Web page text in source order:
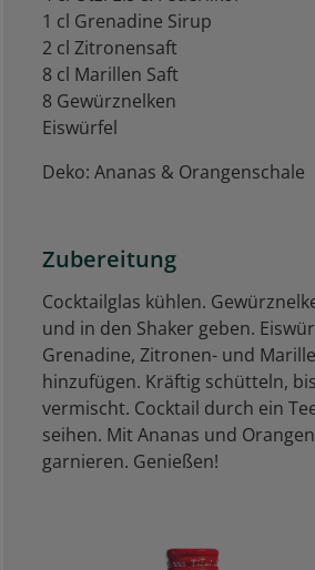
1 cl Grenadine Sirup
2 cl Zitronensaft
8 cl Marillen Saft
8 Gewürznelken
Eiswürfel
Deko: Ananas & Orangenschale
Zubereitung
Cocktailglas kühlen.
und in den Shaker geben.
Grenadine, Zitronen- und
hinzufügen. Kräftig schütteln,
vermischt. Cocktail durch ein
seihen. Mit Ananas und
garnieren. Genießen!